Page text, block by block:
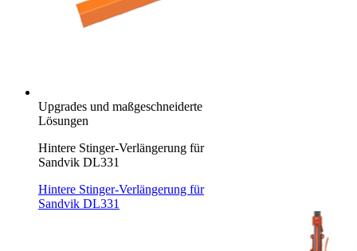
Upgrades und maßgeschneiderte
Lösungen
Hintere Stinger-Verlängerung für
Sandvik DL331
Hintere Stinger-Verlängerung für
Sandvik DL331